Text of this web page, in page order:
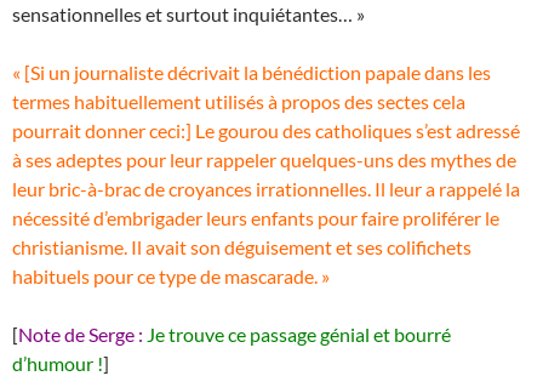
sensationnelles et surtout inquiétantes… »
« [Si un journaliste décrivait la bénédiction papale dans les
termes habituellement utilisés à propos des sectes cela
pourrait donner ceci:] Le gourou des catholiques s’est adressé
à ses adeptes pour leur rappeler quelques-uns des mythes de
leur bric-à-brac de croyances irrationnelles. Il leur a rappelé la
nécessité d’embrigader leurs enfants pour faire proliférer le
christianisme. Il avait son déguisement et ses colifichets
habituels pour ce type de mascarade. »
[Note de Serge : Je trouve ce passage génial et bourré
d’humour !]